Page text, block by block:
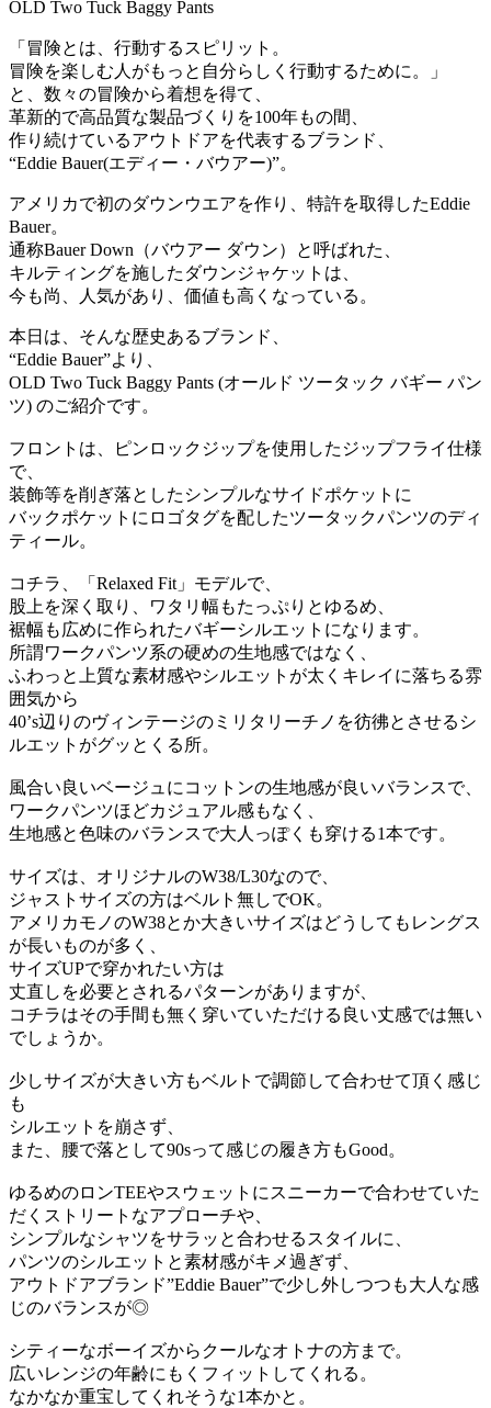
OLD Two Tuck Baggy Pants
「冒険とは、行動するスピリット。
冒険を楽しむ人がもっと自分らしく行動するために。」
と、数々の冒険から着想を得て、
革新的で高品質な製品づくりを100年もの間、
作り続けているアウトドアを代表するブランド、
“Eddie Bauer(エディー・バウアー)”。
アメリカで初のダウンウエアを作り、特許を取得したEddie
Bauer。
通称Bauer Down（バウアー ダウン）と呼ばれた、
キルティングを施したダウンジャケットは、
今も尚、人気があり、価値も高くなっている。
本日は、そんな歴史あるブランド、
“Eddie Bauer”より、
OLD Two Tuck Baggy Pants (オールド ツータック バギー パン
ツ) のご紹介です。
フロントは、ピンロックジップを使用したジップフライ仕様
で、
装飾等を削ぎ落としたシンプルなサイドポケットに
バックポケットにロゴタグを配したツータックパンツのディ
ティール。
コチラ、「Relaxed Fit」モデルで、
股上を深く取り、ワタリ幅もたっぷりとゆるめ、
裾幅も広めに作られたバギーシルエットになります。
所謂ワークパンツ系の硬めの生地感ではなく、
ふわっと上質な素材感やシルエットが太くキレイに落ちる雰
囲気から
40’s辺りのヴィンテージのミリタリーチノを彷彿とさせるシ
ルエットがグッとくる所。
風合い良いベージュにコットンの生地感が良いバランスで、
ワークパンツほどカジュアル感もなく、
生地感と色味のバランスで大人っぽくも穿ける1本です。
サイズは、オリジナルのW38/L30なので、
ジャストサイズの方はベルト無しでOK。
アメリカモノのW38とか大きいサイズはどうしてもレングス
が長いものが多く、
サイズUPで穿かれたい方は
丈直しを必要とされるパターンがありますが、
コチラはその手間も無く穿いていただける良い丈感では無い
でしょうか。
少しサイズが大きい方もベルトで調節して合わせて頂く感じ
も
シルエットを崩さず、
また、腰で落として90sって感じの履き方もGood。
ゆるめのロンTEEやスウェットにスニーカーで合わせていた
だくストリートなアプローチや、
シンプルなシャツをサラッと合わせるスタイルに、
パンツのシルエットと素材感がキメ過ぎず、
アウトドアブランド”Eddie Bauer”で少し外しつつも大人な感
じのバランスが◎
シティーなボーイズからクールなオトナの方まで。
広いレンジの年齢にもくフィットしてくれる。
なかなか重宝してくれそうな1本かと。